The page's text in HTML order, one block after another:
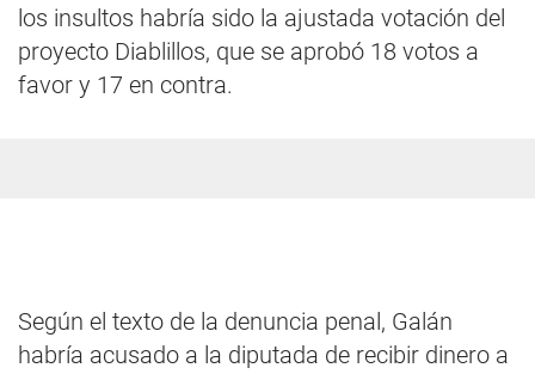
los insultos habría sido la ajustada votación del
proyecto Diablillos, que se aprobó 18 votos a
favor y 17 en contra.
Según el texto de la denuncia penal, Galán
habría acusado a la diputada de recibir dinero a